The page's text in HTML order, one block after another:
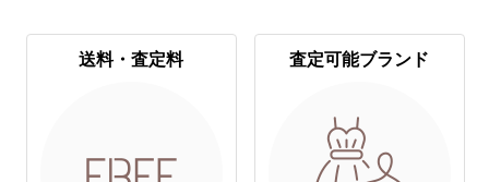
送料・査定料 査定可能ブランド